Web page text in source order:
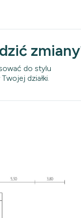
do stylu
działki.